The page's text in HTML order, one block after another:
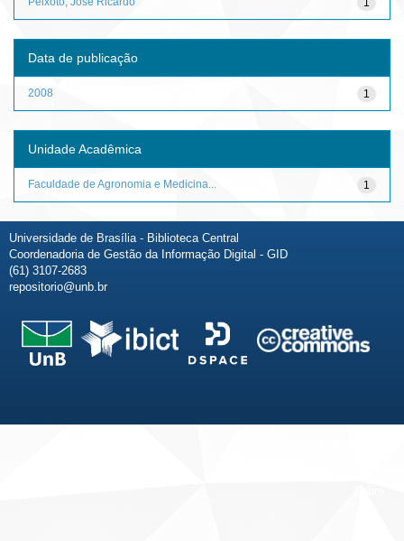
Data de publicação
1
2008
Unidade Acadêmica
1
Faculdade de Agronomia e Medicina...
Universidade de Brasília - Biblioteca Central
Coordenadoria de Gestão da Informação Digital - GID
(61) 3107-2683
repositorio@unb.br